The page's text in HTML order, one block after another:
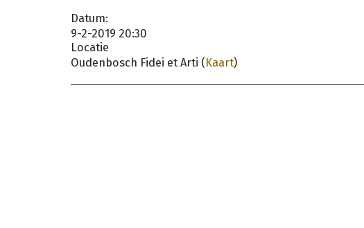
Datum:
9-2-2019 20:30
Locatie
Oudenbosch Fidei et Arti (Kaart)